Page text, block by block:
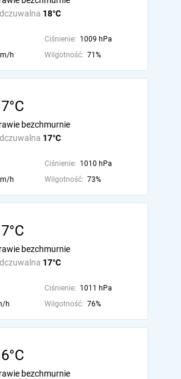
18°C
Ciśnienie: 1009 hPa
h Wilgotność: 71%
17°C
bezchmurnie
Ciśnienie: 1010 hPa
h Wilgotność: 73%
17°C
bezchmurnie
Ciśnienie: 1011 hPa
h Wilgotność: 76%
bezchmurnie